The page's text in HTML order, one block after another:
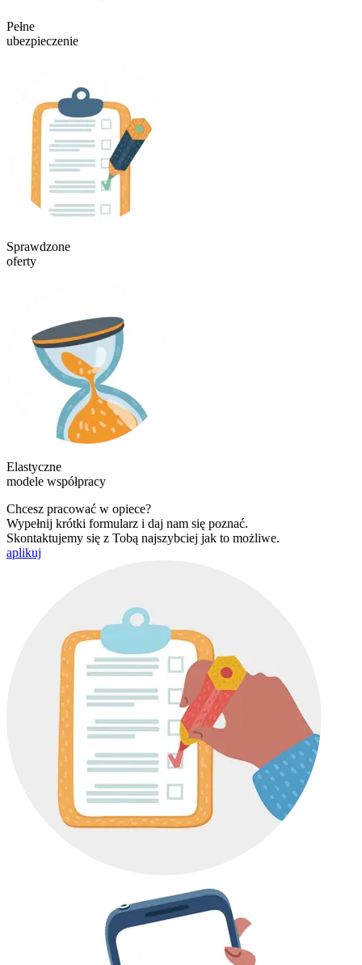
Pełne
ubezpieczenie
Sprawdzone
oferty
Elastyczne
modele współpracy
Chcesz pracować w opiece?
Wypełnij krótki formularz i daj nam się poznać.
Skontaktujemy się z Tobą najszybciej jak to możliwe.
aplikuj